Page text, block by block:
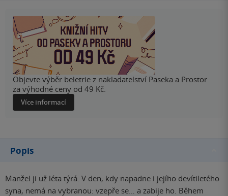
Objevte výběr beletrie z nakladatelství Paseka a Prostor
za výhodné ceny od 49 Kč.
Více informací
Popis
Manžel ji už léta týrá. V den, kdy napadne i jejího devítiletého
syna, nemá na vybranou: vzepře se… a zabije ho. Během